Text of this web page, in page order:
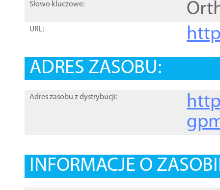
Słowo kluczowe:
URL:
ADRES ZASOBU:
Adres zasobu z dystrybucji:
INFORMACJE O